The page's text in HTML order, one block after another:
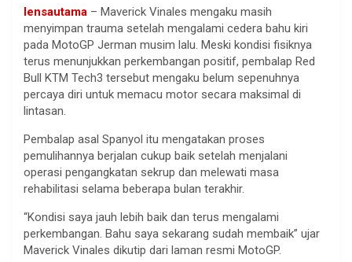
lensautama – Maverick Vinales mengaku masih
menyimpan trauma setelah mengalami cedera bahu kiri
pada MotoGP Jerman musim lalu. Meski kondisi fisiknya
terus menunjukkan perkembangan positif, pembalap Red
Bull KTM Tech3 tersebut mengaku belum sepenuhnya
percaya diri untuk memacu motor secara maksimal di
lintasan.
Pembalap asal Spanyol itu mengatakan proses
pemulihannya berjalan cukup baik setelah menjalani
operasi pengangkatan sekrup dan melewati masa
rehabilitasi selama beberapa bulan terakhir.
“Kondisi saya jauh lebih baik dan terus mengalami
perkembangan. Bahu saya sekarang sudah membaik” ujar
Maverick Vinales dikutip dari laman resmi MotoGP.